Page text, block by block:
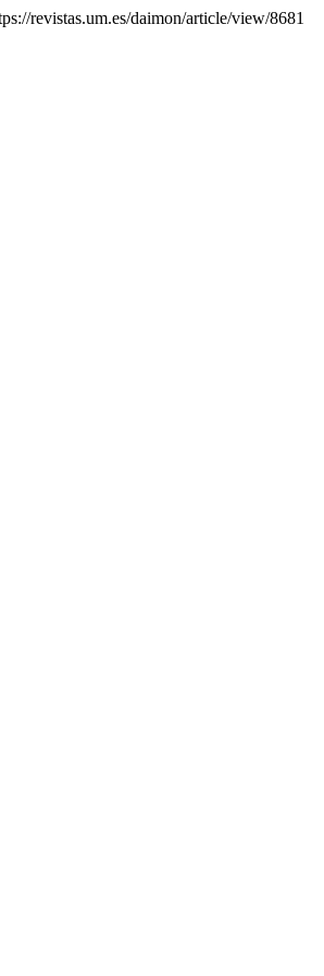
revistas.um.es/daimon/article/view/8681